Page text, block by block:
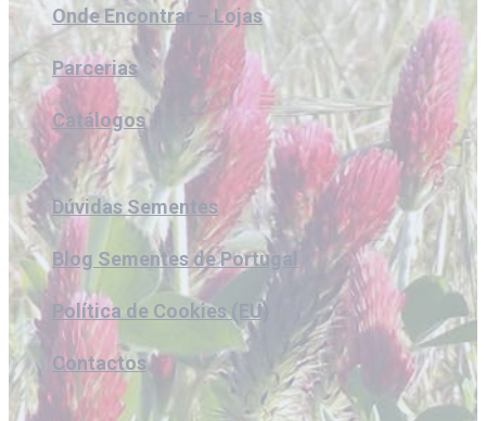
Onde Encontrar – Lojas
Parcerias
Catálogos
Dúvidas Sementes
Blog Sementes de Portugal
Política de Cookies (EU)
Contactos